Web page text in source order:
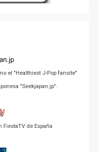
el "Healthiest J-Pop fansite"
"Seekjapan.jp".
de España